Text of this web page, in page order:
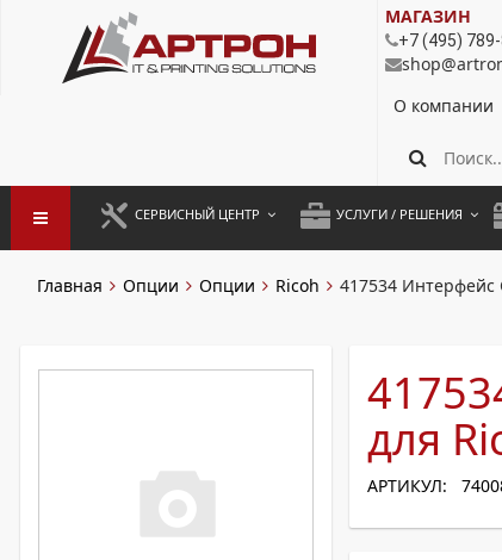
МАГАЗИН
+7 (495)
О компании
СЕРВИСНЫЙ ЦЕНТР УСЛУГИ / РЕШЕНИЯ
АРЕНДА ОБОРУДОВАНИЯ
Главная Опции Опции Ricoh 417534 Интерфейс
для
АРТИКУЛ: